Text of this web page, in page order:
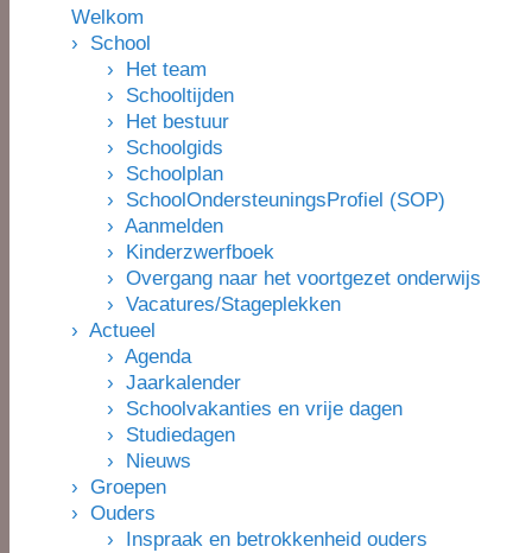
Welkom
› School
› Het team
› Schooltijden
› Het bestuur
› Schoolgids
› Schoolplan
› SchoolOndersteuningsProfiel (SOP)
› Aanmelden
› Kinderzwerfboek
› Overgang naar het voortgezet onderwijs
› Vacatures/Stageplekken
› Actueel
› Agenda
› Jaarkalender
› Schoolvakanties en vrije dagen
› Studiedagen
› Nieuws
› Groepen
› Ouders
› Inspraak en betrokkenheid ouders